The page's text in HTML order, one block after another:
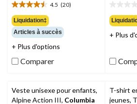
32,99 $
4.5 (20)
4.5
étoile(s)
sur
5.
20
Liquidation‡
Articles à succès
+ Plus d'options
Comparer
étoile(s)
sur
5.
+ Plus
Veste unisexe pour enfants,
Alpine Action III, Columbia
T-shirt
jeunes,